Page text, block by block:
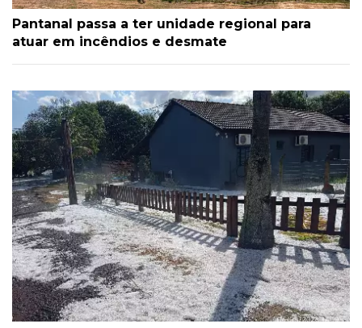
Pantanal passa a ter unidade regional para
atuar em incêndios e desmate